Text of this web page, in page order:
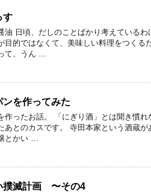
す
油 日頃、だしのことばかり考えているわ
目的ではなくて、美味しい料理をつくる
て、うん …
ンを作ってみた
作ったお話。 「にぎり酒」とは聞き慣れ
とのカスです。 寺田本家という酒蔵が
とかい …
撲滅計画 〜その4